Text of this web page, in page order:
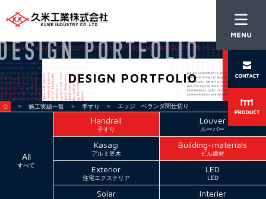
DESIGN PORTFOLIO
＞ 施工実績一覧 ＞ 手すり ＞ エッジ ベランダ間仕切り
All
すべて
Handrail
手すり
Louver
ルーバー
Kasagi
アルミ笠木
Building-materials
ビル建材
Exterior
住宅エクステリア
LED
LED
Solar Interier